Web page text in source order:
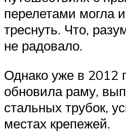
перелетами могла
треснуть. Что,
не радовало.
Однако уже в 2012
обновила раму,
стальных трубок,
местах крепежей.